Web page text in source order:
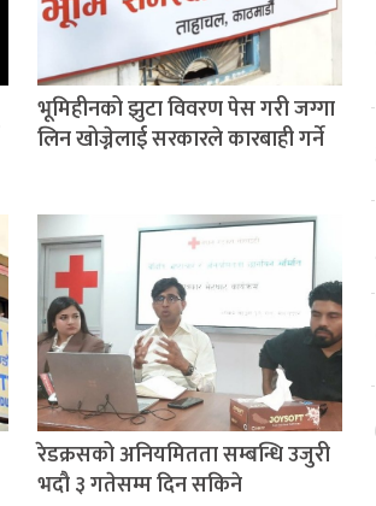
भूमिहीनको झुटा विवरण पेस गरी जग्गा
लिन खोज्नेलाई सरकारले कारबाही गर्ने
रेडक्रसको अनियमितता सम्बन्धि उजुरी
भदौ ३ गतेसम्म दिन सकिने